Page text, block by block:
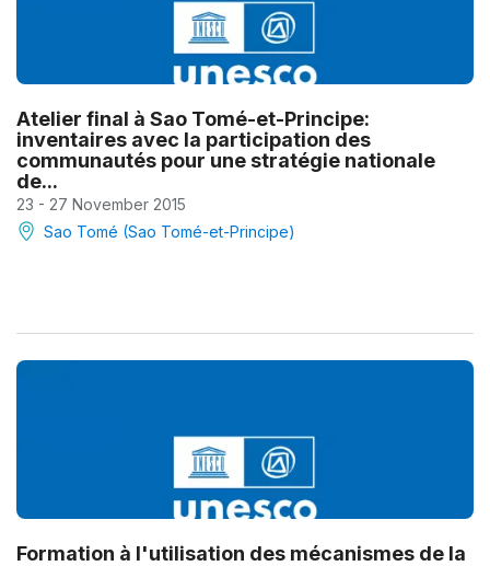
Atelier final à Sao Tomé-et-Principe:
inventaires avec la participation des
communautés pour une stratégie nationale
de...
23 - 27 November 2015
Sao Tomé (Sao Tomé-et-Principe)
Formation à l'utilisation des mécanismes de la